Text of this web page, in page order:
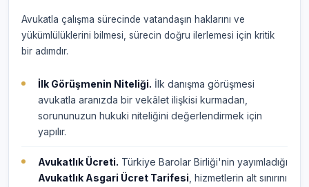
Avukatla çalışma sürecinde vatandaşın haklarını ve
yükümlülüklerini bilmesi, sürecin doğru ilerlemesi için kritik
bir adımdır.
İlk Görüşmenin Niteliği. İlk danışma görüşmesi
avukatla aranızda bir vekâlet ilişkisi kurmadan,
sorununuzun hukuki niteliğini değerlendirmek için
yapılır.
Avukatlık Ücreti. Türkiye Barolar Birliği'nin yayımladığı
Avukatlık Asgari Ücret Tarifesi , hizmetlerin alt sınırını